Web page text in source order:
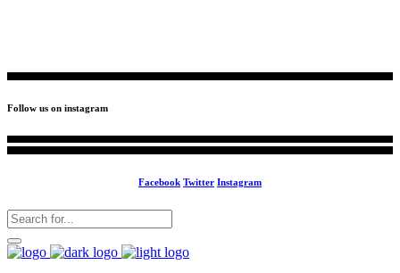
Follow us on instagram
Facebook Twitter Instagram